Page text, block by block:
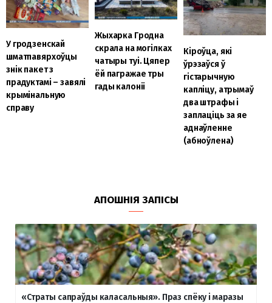
У гродзенскай
шматпавярхоўцы
знік пакет з
прадуктамі – завялі
крымінальную
справу
Жыхарка Гродна
скрала на могілках
чатыры туі. Цяпер
ёй пагражае тры
гады калоніі
Кіроўца, які
ўрэзаўся ў
гістарычную
капліцу, атрымаў
два штрафы і
заплаціць за яе
аднаўленне
(абноўлена)
АПОШНІЯ ЗАПІСЫ
«Страты сапраўды каласальныя». Праз спёку і маразы